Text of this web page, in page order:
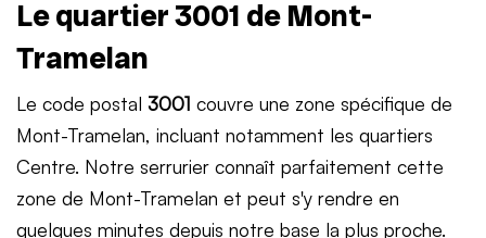
Le quartier 3001 de Mont-
Tramelan
Le code postal 3001 couvre une zone spécifique de
Mont-Tramelan, incluant notamment les quartiers
Centre. Notre serrurier connaît parfaitement cette
zone de Mont-Tramelan et peut s'y rendre en
quelques minutes depuis notre base la plus proche.